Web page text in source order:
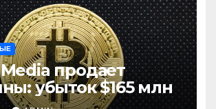
продает
убыток $165 млн